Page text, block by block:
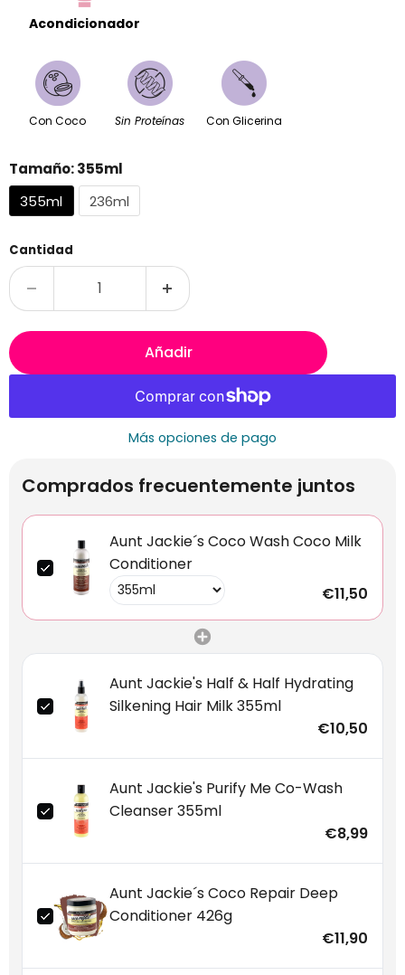
Acondicionador
Con Coco Sin Proteínas Con Glicerina
Tamaño:355ml
355ml
236ml
Cantidad
Añadir
Más opciones de pago
Comprados frecuentemente juntos
Aunt Jackie´s Coco Wash Coco Milk
Conditioner
€11,50
Aunt Jackie's Half & Half Hydrating
Silkening Hair Milk 355ml
€10,50
Aunt Jackie's Purify Me Co-Wash
Cleanser 355ml
€8,99
Aunt Jackie´s Coco Repair Deep
Conditioner 426g
€11,90